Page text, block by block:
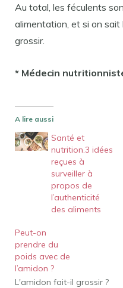
Au total, les féculents
alimentation, et si on
grossir.
* Médecin
A lire aussi
Santé et
nutrition.3 idées
reçues à
surveiller à
propos de
l’authenticité
des aliments
Peut-on
prendre du
poids avec de
l’amidon ?
L'amidon fait-il grossir ?